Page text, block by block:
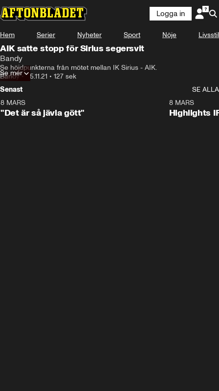
Logga in
Hem Serier Nyheter Sport Nöje Livsstil
AIK satte stopp för Sirius segersvit
Bandy
Se höjdpunkterna från mötet mellan IK Sirius - AIK.
Bandy•25.11.21 • 127 sek
Se mer
Senast
SE ALLA
8 MARS
"Det är så jävla gött"
8 MARS
Highlights